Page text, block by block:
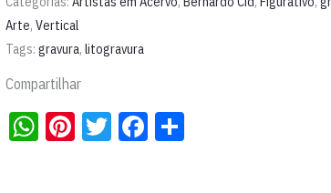
Cid
quantidade
Arte, Vertical
Tags: gravura, litogravura
Compartilhar
WhatsApp
Pinterest
TwitterFacebook